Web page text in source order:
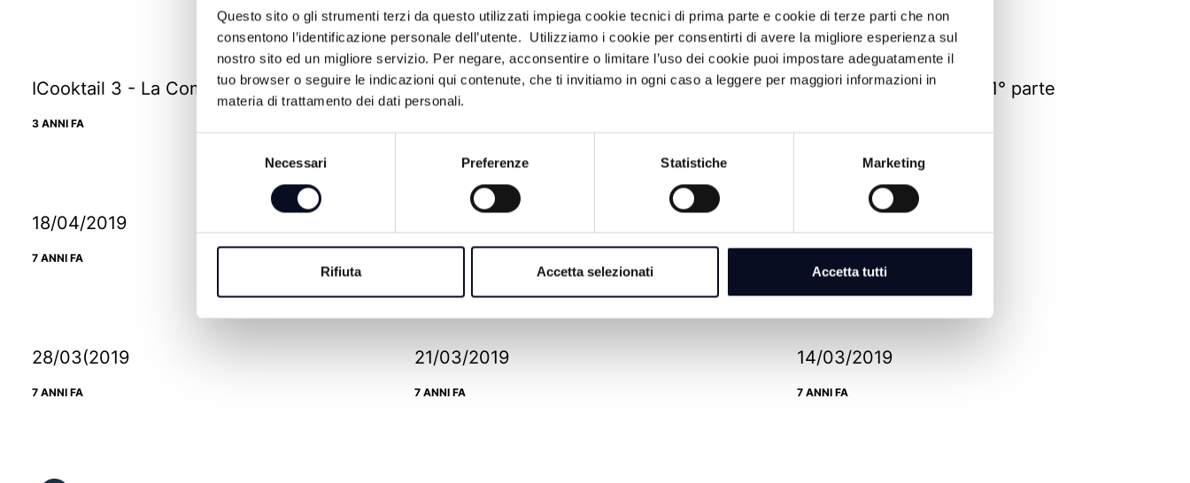
Questo sito o gli strumenti terzi da questo utilizzati impiega cookie tecnici di prima parte e cookie di terze parti che non
consentono l’identificazione personale dell’utente. Utilizziamo i cookie per consentirti di avere la migliore esperienza sul
nostro sito ed un migliore servizio. Per negare, acconsentire o limitare l’uso dei cookie puoi impostare adeguatamente il
tuo browser o seguire le indicazioni qui contenute, che ti invitiamo in ogni caso a leggere per maggiori informazioni in
materia di trattamento dei dati personali.
Necessari Preferenze Statistiche Marketing
Rifiuta Accetta selezionati Accetta tutti
ICooktail 3 - La Competition Parte 1
3 ANNI FA
ICooktail - I casting 2° parte I Cooktail 3 - I Casting 1° parte
18/04/2019
7 ANNI FA
28/03(2019
7 ANNI FA
21/03/2019
7 ANNI FA
14/03/2019
7 ANNI FA